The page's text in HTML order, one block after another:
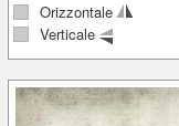
Orizzontale
Verticale